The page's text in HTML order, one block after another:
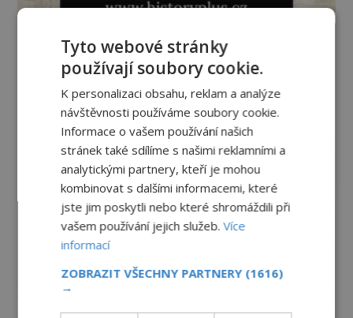
Tyto webové stránky
používají soubory cookie.
K personalizaci obsahu, reklam a analýze
návštěvnosti používáme soubory cookie.
Informace o vašem používání našich
stránek také sdílíme s našimi reklamními a
analytickými partnery, kteří je mohou
kombinovat s dalšími informacemi, které
jste jim poskytli nebo které shromáždili při
vašem používání jejich služeb.Více
informací
ZOBRAZIT VŠECHNY PARTNERY (1616)
→